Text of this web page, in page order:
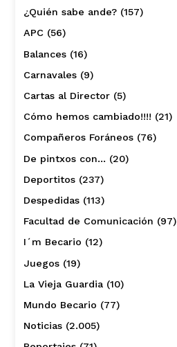
¿Quién sabe ande?(157)
APC(56)
Balances(16)
Carnavales(9)
Cartas al Director(5)
Cómo hemos cambiado!!!! (21)
Compañeros Foráneos(76)
De pintxos con… (20)
Deportitos(237)
Despedidas(113)
Facultad de Comunicación (97)
I´m Becario (12)
Juegos(19)
La Vieja Guardia(10)
Mundo Becario (77)
Noticias(2.005)